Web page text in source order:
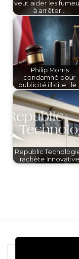
veut aider les
à arrêter…
Philip Morris
condamné pour
publicité illicite : le…
Republic
rachète Innovative